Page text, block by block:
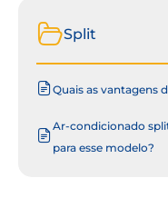
Split
Quais as vantagens
Ar-condicionado
para esse modelo?